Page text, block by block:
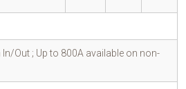
Out ; Up to 800A available on non-